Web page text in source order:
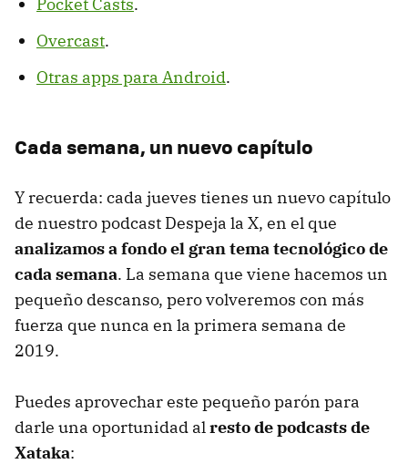
Overcast.
Otras apps para Android.
Cada semana, un nuevo capítulo
Y recuerda: cada jueves tienes un nuevo capítulo
de nuestro podcast Despeja la X, en el que
analizamos a fondo el gran tema tecnológico de
cada semana. La semana que viene hacemos un
pequeño descanso, pero volveremos con más
fuerza que nunca en la primera semana de
2019.
Puedes aprovechar este pequeño parón para
darle una oportunidad alresto de podcasts de
Xataka: